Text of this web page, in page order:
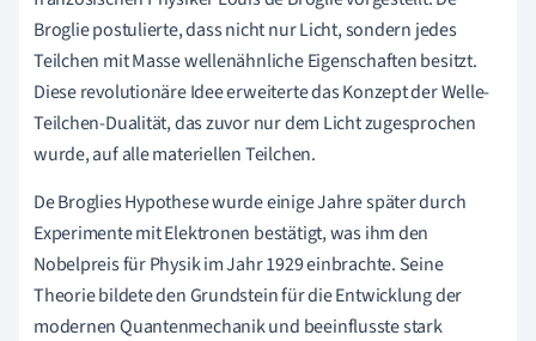
Broglie postulierte, dass nicht nur Licht, sondern jedes
Teilchen mit Masse wellenähnliche Eigenschaften besitzt.
Diese revolutionäre Idee erweiterte das Konzept der Welle-
Teilchen-Dualität, das zuvor nur dem Licht zugesprochen
wurde, auf alle materiellen Teilchen.
De Broglies Hypothese wurde einige Jahre später durch
Experimente mit Elektronen bestätigt, was ihm den
Nobelpreis für Physik im Jahr 1929 einbrachte. Seine
Theorie bildete den Grundstein für die Entwicklung der
modernen Quantenmechanik und beeinflusste stark